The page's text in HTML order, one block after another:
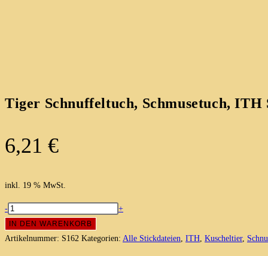
Tiger Schnuffeltuch, Schmusetuch, ITH
6,21 €
inkl. 19 % MwSt.
Tiger
Schnuffeltuch,
Schmusetuch,
- +
IN DEN WARENKORB
Artikelnummer: S162 Kategorien: Alle Stickdateien ITH Kuscheltier,